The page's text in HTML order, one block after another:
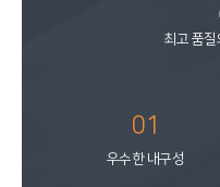
최고 품질
01
우수한 내구성